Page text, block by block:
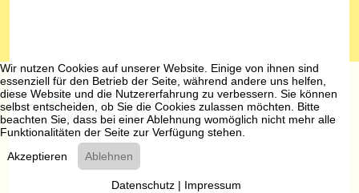
Wir nutzen Cookies auf unserer Website. Einige von ihnen sind
essenziell für den Betrieb der Seite, während andere uns helfen,
diese Website und die Nutzererfahrung zu verbessern. Sie können
selbst entscheiden, ob Sie die Cookies zulassen möchten. Bitte
beachten Sie, dass bei einer Ablehnung womöglich nicht mehr alle
Funktionalitäten der Seite zur Verfügung stehen.
Akzeptieren
Ablehnen
Datenschutz| Impressum